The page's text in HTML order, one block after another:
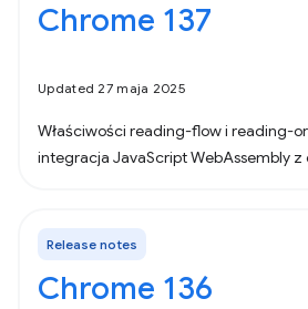
Chrome 137
Updated 27 maja 2025
Właściwości reading-flow i reading-
integracja JavaScript WebAssembly
Release notes
Chrome 136